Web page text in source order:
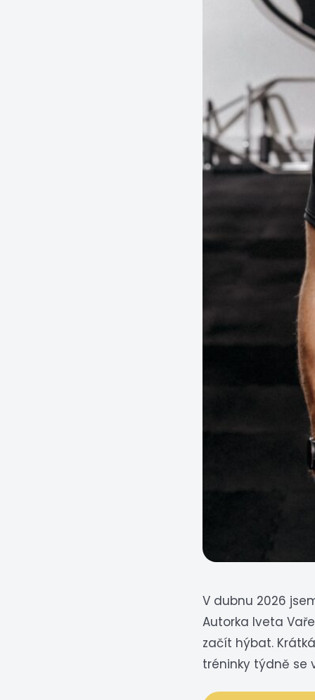
V dubnu 2026
Autorka Iveta
začít hýbat.
tréninky týdně se